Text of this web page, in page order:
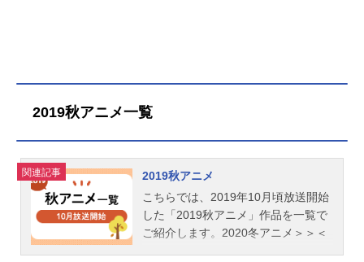
2019秋アニメ一覧
関連記事
2019秋アニメ
こちらでは、2019年10月頃放送開始
した「2019秋アニメ」作品を一覧で
ご紹介します。2020冬アニメ＞＞＜